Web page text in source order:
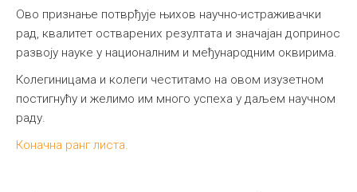
Ово признање потврђује њихов научно-истраживачки
рад, квалитет остварених резултата и значајан допринос
развоју науке у националним и међународним оквирима.
Колегиницама и колеги честитамо на овом изузетном
постигнућу и желимо им много успеха у даљем научном
раду.
Коначна ранг листа.